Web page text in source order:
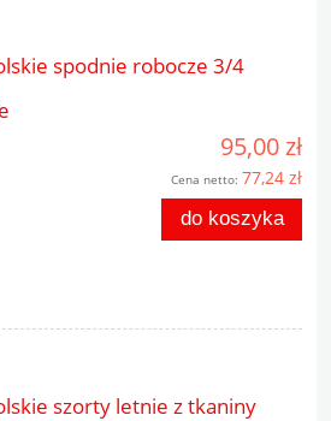
spodnie robocze 3/4
95,00 zł
Cena netto: 77,24 zł
do koszyka
szorty letnie z tkaniny